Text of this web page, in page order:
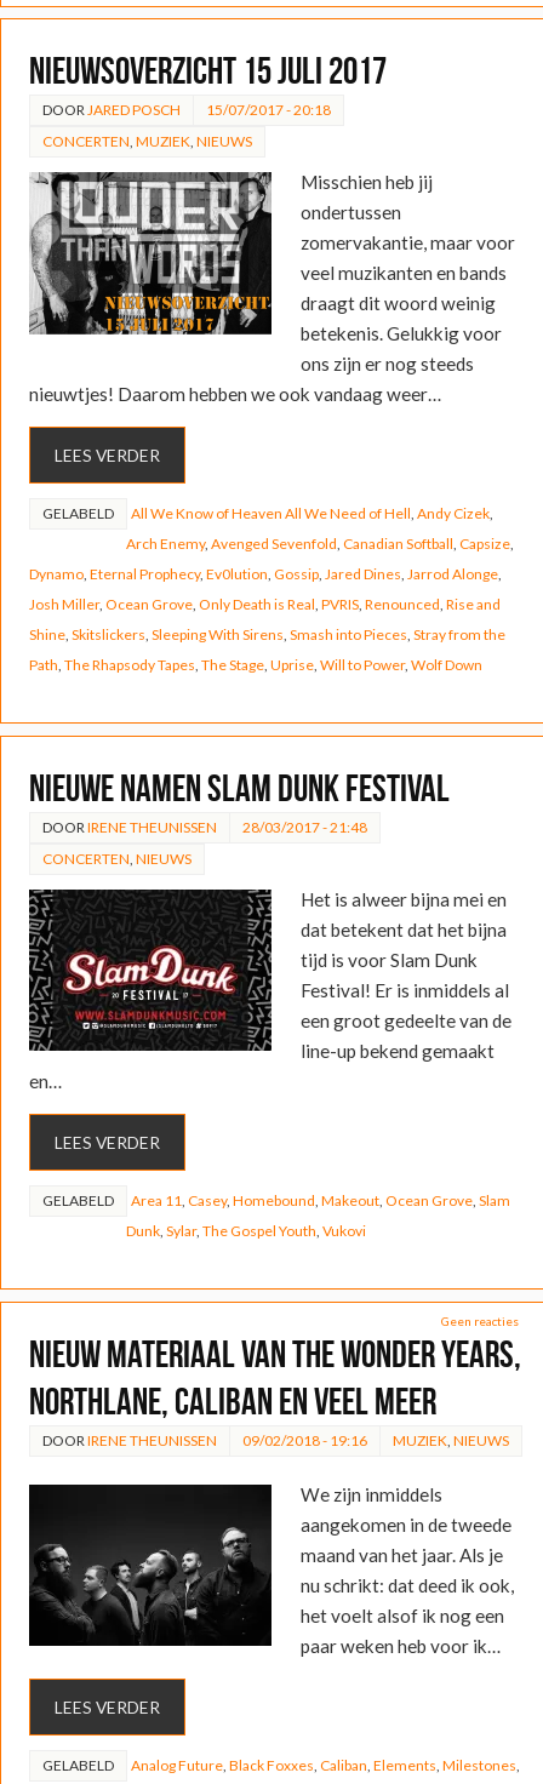
Nieuwsoverzicht 15 juli 2017
DOOR JARED POSCH
15/07/2017 - 20:18
CONCERTEN MUZIEK NIEUWS
Misschien heb jij
ondertussen
zomervakantie, maar voor
veel muzikanten en bands
draagt dit woord weinig
betekenis. Gelukkig voor
ons zijn er nog steeds
nieuwtjes! Daarom hebben we ook vandaag weer…
LEES VERDER
GELABELD All We Know of Heaven All We Need of Hell Andy Cizek,
Arch Enemy, Avenged Sevenfold Canadian Softball Capsize,
Dynamo, Eternal Prophecy, Ev0lution Gossip, Jared Dines Jarrod Alonge,
Josh Miller, Ocean Grove, Only Death is Real PVRIS, Renounced Rise and
Shine, Skitslickers Sleeping With Sirens Smash into Pieces Stray from the
Path The Rhapsody Tapes The Stage, Uprise, Will to Power, Wolf Down
Nieuwe namen Slam Dunk Festival
DOOR IRENE THEUNISSEN
28/03/2017 - 21:48
CONCERTEN NIEUWS
Het is alweer bijna mei en
dat betekent dat het bijna
tijd is voor Slam Dunk
Festival! Er is inmiddels al
een groot gedeelte van de
line-up bekend gemaakt
en…
LEES VERDER
GELABELD Area 11 Casey, Homebound Makeout, Ocean Grove, Slam
Dunk, Sylar, The Gospel Youth Vukovi
Geen reacties
Nieuw materiaal van The Wonder Years,
Northlane, Caliban en veel meer
DOOR IRENE THEUNISSEN 09/02/2018 - 19:16 MUZIEK NIEUWS
We zijn inmiddels
aangekomen in de tweede
maand van het jaar. Als je
nu schrikt: dat deed ik ook,
het voelt alsof ik nog een
paar weken heb voor ik…
LEES VERDER
GELABELD Analog Future, Black Foxxes Caliban Elements Milestones